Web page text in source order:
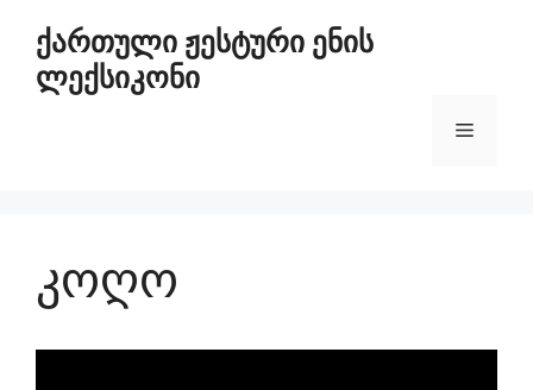
ქართული ჟესტური ენის
ლექსიკონი
კოღო